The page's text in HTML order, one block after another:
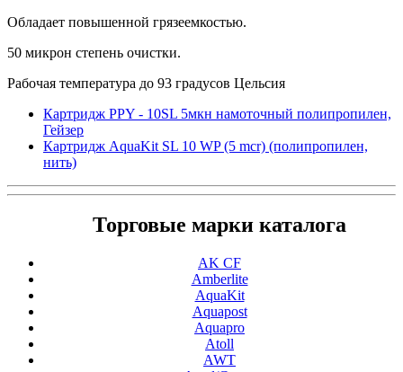
Обладает повышенной грязеемкостью.
50 микрон степень очистки.
Рабочая температура до 93 градусов Цельсия
Картридж РРY - 10SL 5мкн намоточный полипропилен,
Гейзер
Картридж AquaKit SL 10 WP (5 mcr) (полипропилен,
нить)
Торговые марки каталога
AK CF
Amberlite
AquaKit
Aquapost
Aquapro
Atoll
AWT